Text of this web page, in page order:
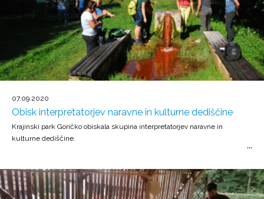
07.09.2020
Obisk interpretatorjev naravne in kulturne dediščine
Krajinski park Goričko obiskala skupina interpretatorjev naravne in
kulturne dediščine.